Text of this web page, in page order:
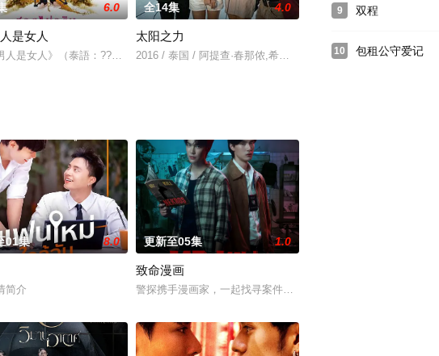
，一个温柔热情的
所全男生天主教学校。他的父亲因晚期脑癌正在附近的医院接受治
6.0
是女人
人是女人》（泰語：?????????? ???????），別名《男假女真》，兩度改編為泰國電視劇。
全14集 4.0
太阳之力
2016 / 泰国 / 阿提查·春那侬,希琳·帕莉迪雅浓,帕查拉·奇拉锡瓦特
压，大学生Ravin被迫
捕神秘玩家Zo，后者竟屡次击败他。一场原本只为猎杀对手的追逐
01集 8.0
简介
更新至05集 1.0
致命漫画
警探携手漫画家，一起找寻案件真相，冲破新闻的步步紧逼。
9 双程
10 包租公守爱记